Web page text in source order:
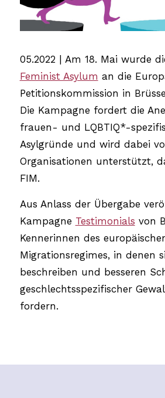
05.2022 | Am 18. Mai wurde
Feminist Asylum an die
Petitionskommission in
Die Kampagne fordert die
frauen- und LQBTIQ*-
Asylgründe und wird dabei
Organisationen unterstützt,
FIM.
Aus Anlass der Übergabe
Kampagne Testimonials von
Kennerinnen des
Migrationsregimes, in denen
beschreiben und besseren
geschlechtsspezifischer
fordern.